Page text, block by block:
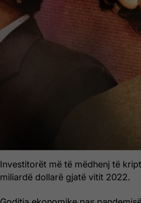
Investitorët më të mëdhenj të
miliardë dollarë gjatë vitit 2022.